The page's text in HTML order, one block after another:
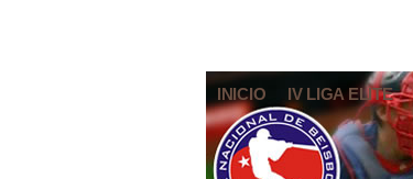
INICIO IV LIGA ELITE